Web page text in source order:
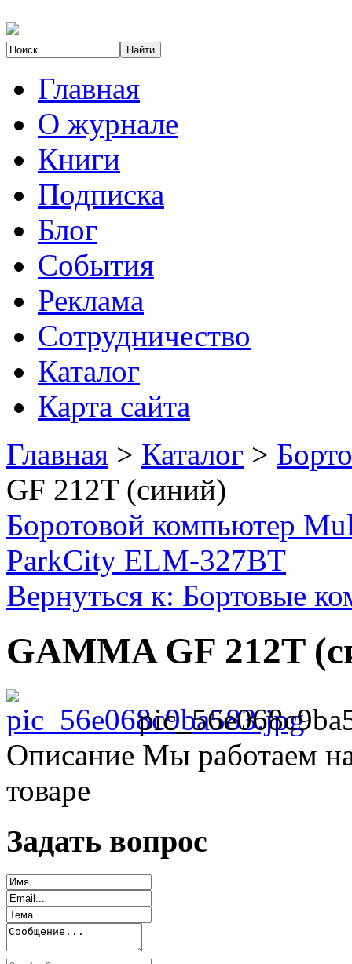
Главная
О журнале
Книги
Подписка
Блог
События
Реклама
Сотрудничество
Каталог
Карта сайта
Главная > Каталог >
GF 212T (синий)
Боротовой компьютер
ParkCity ELM-327BT
Вернуться к: Бортовые
GAMMA GF 212T
Описание Мы работаем
товаре
Задать вопрос